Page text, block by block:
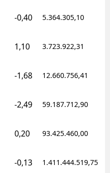
-0,40 5.364.305,10
1,10 3.723.922,31
-1,68 12.660.756,41
-2,49 59.187.712,90
0,20 93.425.460,00
-0,13 1.411.444.519,75